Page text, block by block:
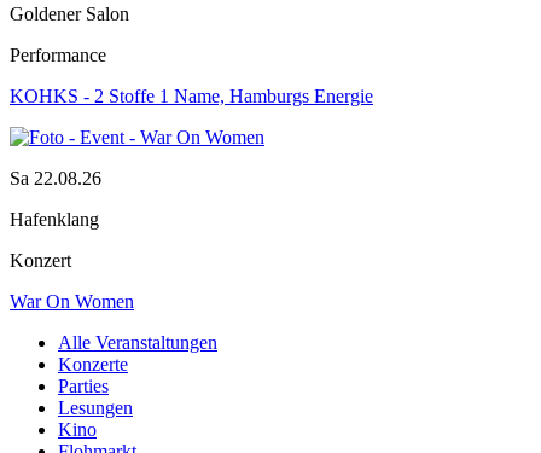
Goldener Salon
Performance
KOHKS - 2 Stoffe 1 Name, Hamburgs Energie
Sa 22.08.26
Hafenklang
Konzert
War On Women
Alle Veranstaltungen
Konzerte
Parties
Lesungen
Kino